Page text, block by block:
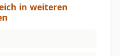
in weiteren